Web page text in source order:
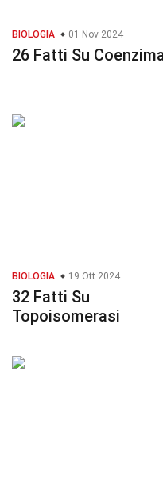
BIOLOGIA 01 Nov 2024
26 Fatti Su
BIOLOGIA 19 Ott 2024
32 Fatti Su
Topoisomerasi